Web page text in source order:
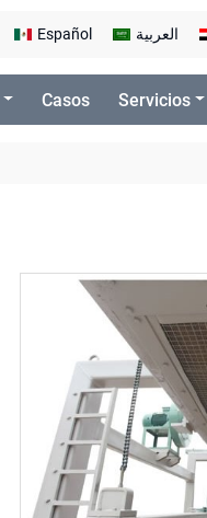
Español العربية
Casos Servicios